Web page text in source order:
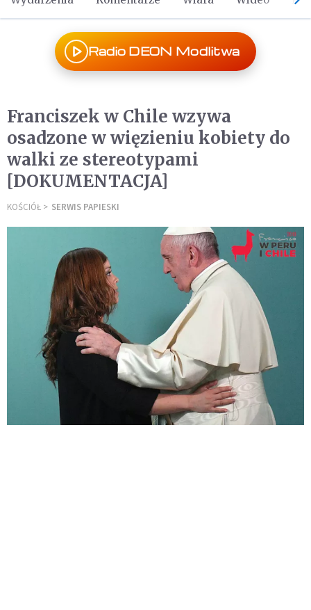
Radio DEON Modlitwa
Franciszek w Chile wzywa
osadzone w więzieniu kobiety do
walki ze stereotypami
[DOKUMENTACJA]
KOŚCIÓŁ SERWIS PAPIESKI